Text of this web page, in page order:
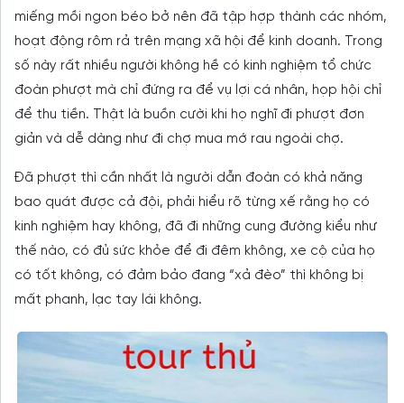
miếng mồi ngon béo bở nên đã tập hợp thành các nhóm,
hoạt động rôm rả trên mạng xã hội để kinh doanh. Trong
số này rất nhiều người không hề có kinh nghiệm tổ chức
đoàn phượt mà chỉ đứng ra để vụ lợi cá nhân, họp hội chỉ
để thu tiền. Thật là buồn cười khi họ nghĩ đi phượt đơn
giản và dễ dàng như đi chợ mua mớ rau ngoài chợ.
Đã phượt thì cần nhất là người dẫn đoàn có khả năng
bao quát được cả đội, phải hiểu rõ từng xế rằng họ có
kinh nghiệm hay không, đã đi những cung đường kiểu như
thế nào, có đủ sức khỏe để đi đêm không, xe cộ của họ
có tốt không, có đảm bảo đang “xả đèo” thì không bị
mất phanh, lạc tay lái không.